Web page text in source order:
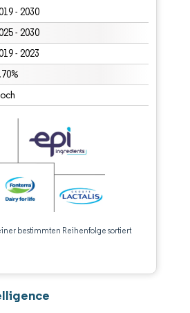
- 2030
- 2030
- 2023
bestimmten Reihenfolge sortiert